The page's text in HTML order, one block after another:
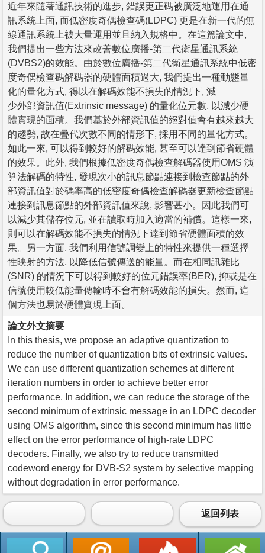
近年來隨著通訊技術的進步, 錯誤更正碼被廣泛地運用在通
訊系統上面, 而低密度奇偶檢查碼(LDPC) 更是在新一代的無
線通訊系統上被大量運用並且納入規格中。在這篇論文中,
我們提出一些方法來改善數位廣播-第二代衛星通訊系統
(DVBS2)的效能。由於數位廣播-第二代衛星通訊系統中低密
度奇偶檢查碼解碼器的硬體面積過大, 我們提出一種動態量
化的量化方式, 得以在解碼效能不損失的情況下, 減
少外部資訊值(Extrinsic message) 的量化位元數, 以減少硬
體實現的面積。我們基於外部資訊值的絕對值會有越來越大
的趨勢, 故在疊代次數不同的情形下, 採用不同的量化方式。
如此一來, 可以得到較好的解碼效能, 甚至可以達到節省硬體
的效果。此外, 我們根據低密度奇偶檢查解碼器使用OMS 演
算法解碼的特性, 發現次小的訊息節點連接到檢查節點的外
部資訊值對於碼率高的低密度奇偶檢查解碼器更新檢查節點
連接到訊息節點的外部資訊值來說, 影響甚小。因此我們可
以減少其儲存位元, 並在讀取時加入適當的補償。這樣一來,
則可以在解碼效能不損失的情況下達到節省硬體面積的效
果。另一方面, 我們利用信號調變上的特性來提供一種選擇
性映射的方法, 以降低信號傳送的能量。而在相同訊雜比
(SNR) 的情況下可以得到較好的位元錯誤率(BER), 抑或是在
信號使用較低能量傳輸時不會有解碼效能的損失。然而, 這
個方法也易於硬體實現上面。
論文外文摘要
In this thesis, we propose an adaptive quantization to
reduce the number of quantization bits of extrinsic values.
We can use different quantization schemes at different
iteration numbers in order to achieve better error
performance. In addition, we can reduce the storage of the
second minimum of extrinsic message in an LDPC decoder
using OMS algorithm, since this second minimum has little
effect on the error performance of high-rate LDPC
decoders. Finally, we also try to reduce transmitted
codeword energy for DVB-S2 system by selective mapping
without degradation in error performance.
返回列表